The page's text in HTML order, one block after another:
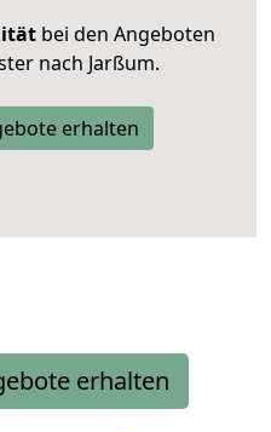
bei den Angeboten
nach Jarßum.
erhalten
erhalten